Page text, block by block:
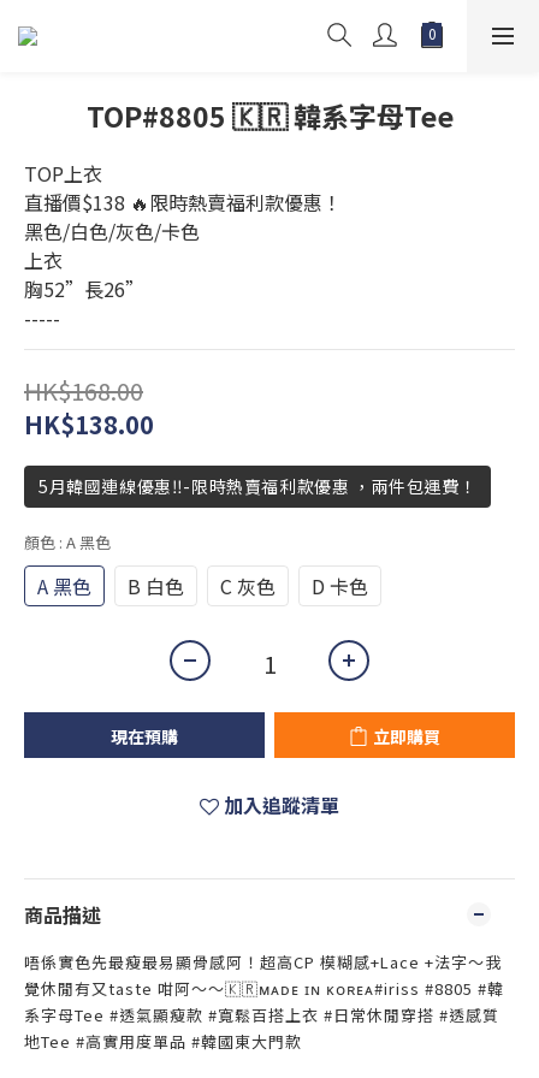
TOP#8805 🇰🇷 韓系字母Tee
TOP上衣
直播價$138 🔥限時熱賣福利款優惠！
黑色/白色/灰色/卡色
上衣
胸52”長26”
-----
HK$168.00
HK$138.00
5月韓國連線優惠‼️-限時熱賣福利款優惠 ，兩件包運費！
顏色 : A 黑色
A 黑色 B 白色 C 灰色 D 卡色
現在預購 立即購買
加入追蹤清單
商品描述
唔係實色先最瘦最易顯骨感阿！超高CP 模糊感+Lace +法字～我
覺休閒有又taste 咁阿～～🇰🇷ᴍᴀᴅᴇ ɪɴ ᴋᴏʀᴇᴀ#iriss #8805 #韓
系字母Tee #透氣顯瘦款 #寬鬆百搭上衣 #日常休閒穿搭 #透感質
地Tee #高實用度單品 #韓國東大門款